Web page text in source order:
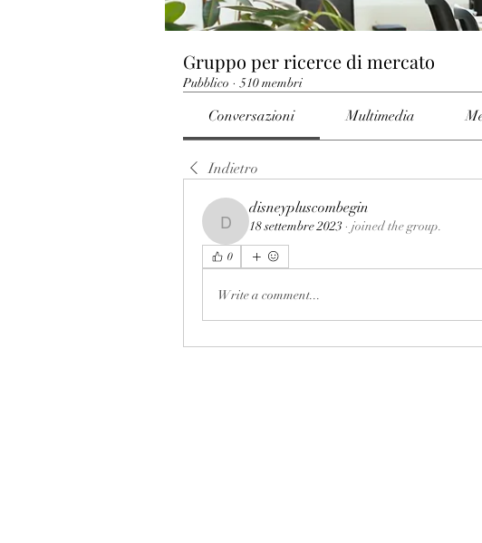
Gruppo per ricerce di mercato
Pubblico · 510 membri
Conversazioni Multimedia
Indietro
disneypluscombegin
disneypluscombegin
18 settembre 2023 · joined the group.
0
Write a comment...